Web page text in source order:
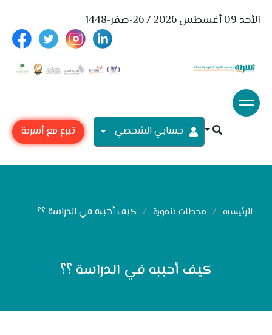
الأحد 09 أغسطس 2026 / 26-صفر-1448
حسابي الشحصي تبرع مع أسرية
الرئيسيه محطات تنموية كيف أحببه في الدراسة ؟؟
كيف أحببه في الدراسة ؟؟